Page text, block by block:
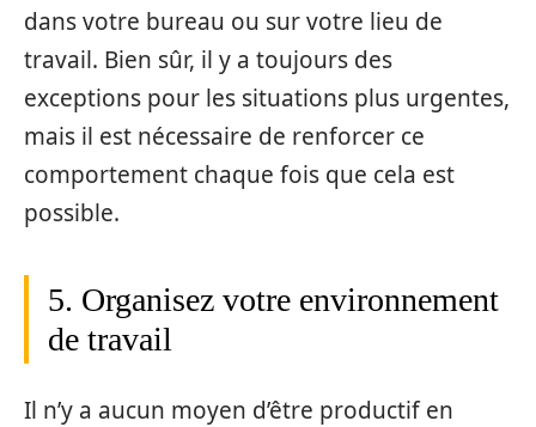
dans votre bureau ou sur votre lieu de
travail. Bien sûr, il y a toujours des
exceptions pour les situations plus urgentes,
mais il est nécessaire de renforcer ce
comportement chaque fois que cela est
possible.
5. Organisez votre environnement
de travail
Il n’y a aucun moyen d’être productif en